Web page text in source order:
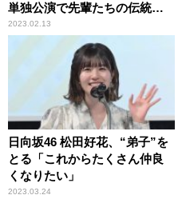
単独公演で先輩たちの伝統を
継承し、2日間計約1.5万人動
員！
2023.02.13
日向坂46 松田好花、“弟子”を
とる「これからたくさん仲良
くなりたい」
2023.03.24